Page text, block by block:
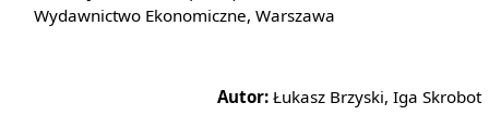
Wydawnictwo Ekonomiczne, Warszawa
Autor: Łukasz Brzyski, Iga Skrobot